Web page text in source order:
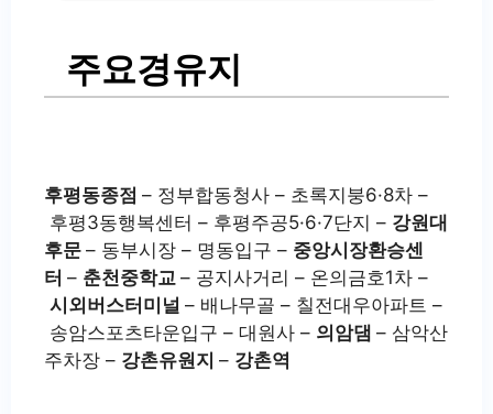
주요경유지
후평동종점 – 정부합동청사 – 초록지붕6·8차 –
후평3동행복센터 – 후평주공5·6·7단지 – 강원대
후문 – 동부시장 – 명동입구 – 중앙시장환승센
터 – 춘천중학교 – 공지사거리 – 온의금호1차 –
시외버스터미널 – 배나무골 – 칠전대우아파트 –
송암스포츠타운입구 – 대원사 – 의암댐 – 삼악산
주차장 – 강촌유원지 – 강촌역